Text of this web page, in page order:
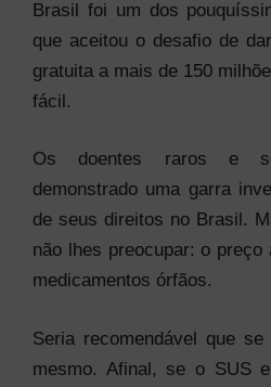
Brasil foi um dos
que aceitou o desafio de
gratuita a mais de 150
fácil.
Os doentes raros e
demonstrado uma garra
de seus direitos no Brasil.
não lhes preocupar: o
medicamentos órfãos.
Seria recomendável que
mesmo. Afinal, se o SUS